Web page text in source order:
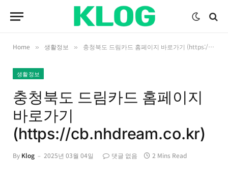
Home » 생활정보 » 충청북도 드림카드 홈페이지 바로가기 (https://cb.nhdream.co.kr)
생활정보
충청북도 드림카드 홈페이지
바로가기
(https://cb.nhdream.co.kr)
By Klog 2025년 03월 04일 댓글 없음 2 Mins Read